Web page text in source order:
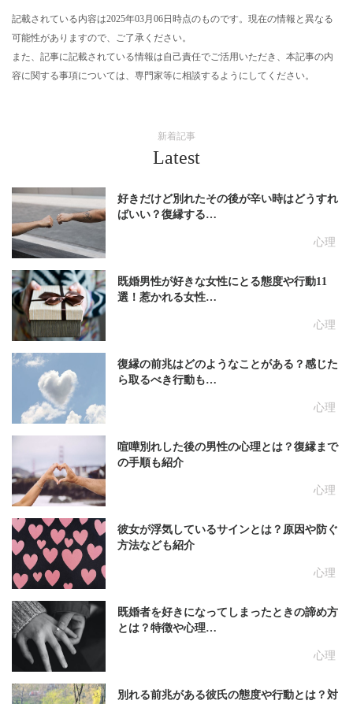
記載されている内容は2025年03月06日時点のものです。現在の情報と異なる
可能性がありますので、ご了承ください。
また、記事に記載されている情報は自己責任でご活用いただき、本記事の内
容に関する事項については、専門家等に相談するようにしてください。
新着記事
Latest
心理
好きだけど別れたその後が辛い時はどうすれ
ばいい？復縁する…
心理
既婚男性が好きな女性にとる態度や行動11
選！惹かれる女性…
心理
復縁の前兆はどのようなことがある？感じた
ら取るべき行動も…
心理
喧嘩別れした後の男性の心理とは？復縁まで
の手順も紹介
心理
彼女が浮気しているサインとは？原因や防ぐ
方法なども紹介
心理
既婚者を好きになってしまったときの諦め方
とは？特徴や心理…
別れる前兆がある彼氏の態度や行動とは？対